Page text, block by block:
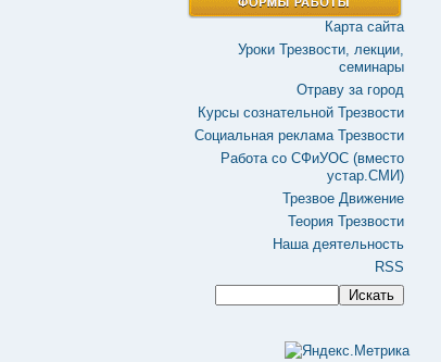
Карта сайта
Уроки Трезвости, лекции,
семинары
Отраву за город
Курсы сознательной Трезвости
Социальная реклама Трезвости
Работа со СФиУОС (вместо
устар.СМИ)
Трезвое Движение
Теория Трезвости
Наша деятельность
RSS